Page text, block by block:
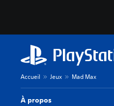
Accueil Jeux Mad Max
À propos